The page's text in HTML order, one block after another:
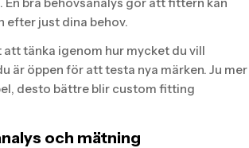
efter just dina behov.
att tänka igenom hur mycket du vill
är öppen för att testa nya märken. Ju mer
desto bättre blir custom fitting
och mätning